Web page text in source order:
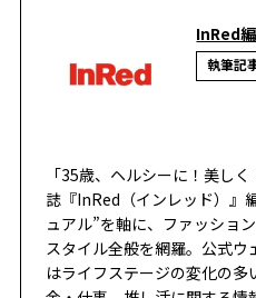
InRed
執筆記
「35歳、ヘルシーに！美し
誌『InRed（インレッド）』
ュアル”を軸に、ファッショ
スタイル全般を網羅。公式
はライフステージの変化の